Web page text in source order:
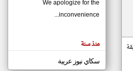
مصادر الأخبار من موريتانيا
اخبار موريتانيا على مدار الساعة
We apologize for the
inconvenience...
منذ سنة
سكاي نيوز عربية
klyoum.com